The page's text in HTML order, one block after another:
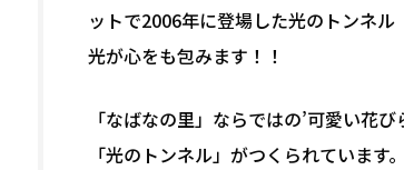
ットで2006年に登場した光のトンネ
光が心をも包みます！！
「なばなの里」ならではの’可愛い花
「光のトンネル」がつくられていま